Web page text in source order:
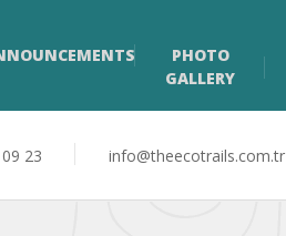
PHOTO
GALLERY
23 info@theecotrails.com.tr